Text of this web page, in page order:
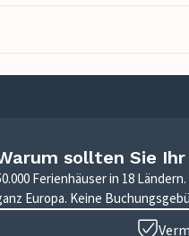
sollten Sie
Ferienhäuser in 18
Europa. Keine